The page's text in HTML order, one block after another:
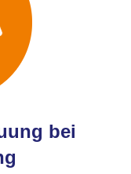
bei